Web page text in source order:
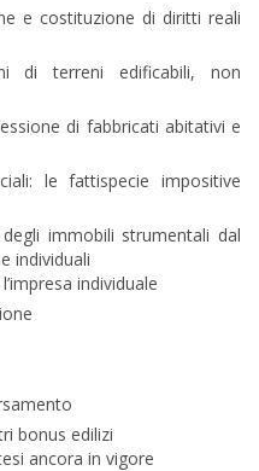
e costituzione di diritti reali
di terreni edificabili, non
di fabbricati abitativi e
le fattispecie impositive
immobili strumentali dal
individuali
individuale
bonus edilizi
ancora in vigore